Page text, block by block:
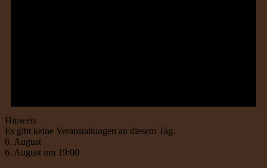
Hinweis
Es gibt keine Veranstaltungen an diesem Tag.
6. August
6. August um 19:00